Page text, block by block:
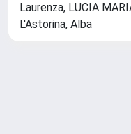
Laurenza, LUCIA
L'Astorina, Alba